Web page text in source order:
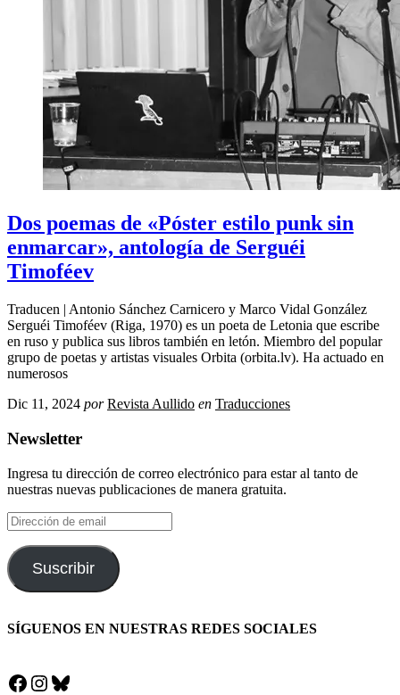
Dos poemas de «Póster estilo punk sin
enmarcar», antología de Serguéi
Timoféev
Traducen | Antonio Sánchez Carnicero y Marco Vidal González
Serguéi Timoféev (Riga, 1970) es un poeta de Letonia que escribe
en ruso y publica sus libros también en letón. Miembro del popular
grupo de poetas y artistas visuales Orbita (orbita.lv). Ha actuado en
numerosos
Dic 11, 2024 por Revista Aullido en Traducciones
Newsletter
Ingresa tu dirección de correo electrónico para estar al tanto de
nuestras nuevas publicaciones de manera gratuita.
Dirección
de
email
Suscribir
SÍGUENOS EN NUESTRAS REDES SOCIALES
Facebook
Instagram
Bluesky